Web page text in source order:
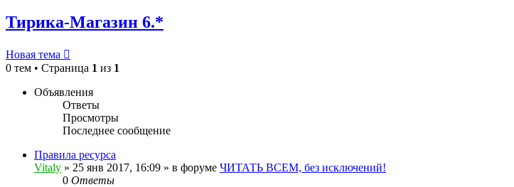
Тирика-Магазин 6.*
Новая тема
0 тем • Страница 1 из 1
Объявления
Ответы
Просмотры
Последнее сообщение
Правила ресурса
Vitaly » 25 янв 2017, 16:09 » в форуме ЧИТАТЬ ВСЕМ, без исключений!
0 Ответы